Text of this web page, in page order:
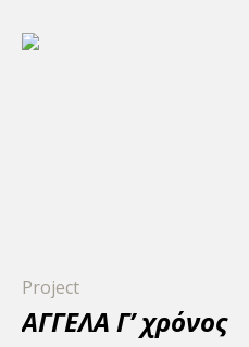
Project
ΑΓΓΕΛΑ Γ’ χρόνος